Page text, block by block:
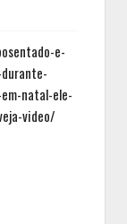
e-
natal-ele-
video/